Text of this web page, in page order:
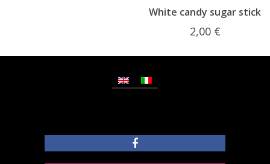
White candy sugar stick